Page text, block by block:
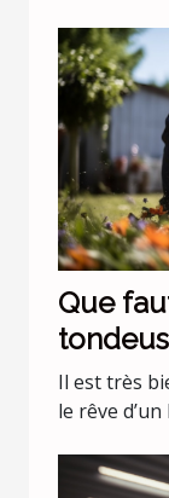
Que
batterie
Il est très
le rêve